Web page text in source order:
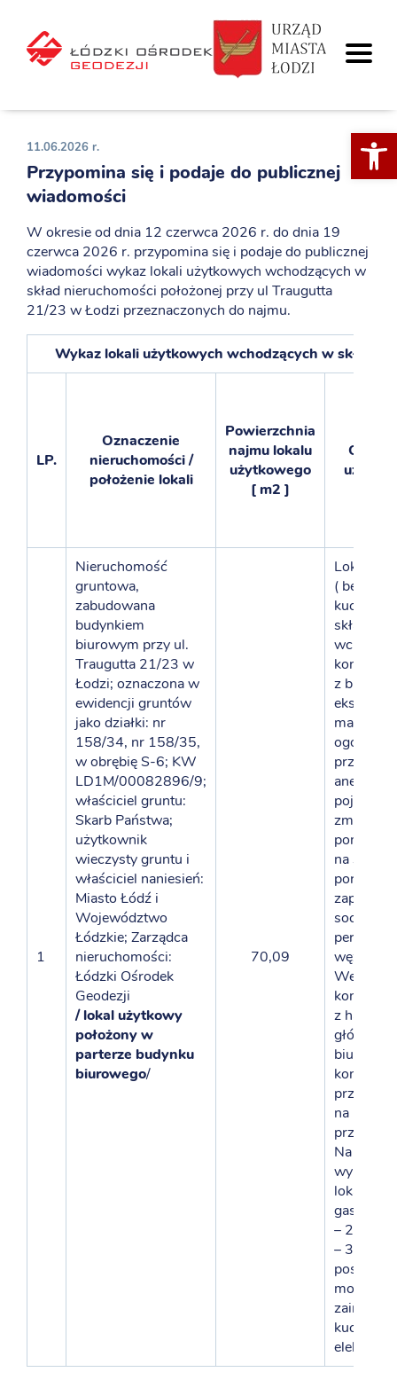
11.06.2026 r.
Przypomina się i podaje do publicznej
wiadomości
W okresie od dnia 12 czerwca 2026 r. do dnia 19
czerwca 2026 r. przypomina się i podaje do publicznej
wiadomości wykaz lokali użytkowych wchodzących w
skład nieruchomości położonej przy ul Traugutta
21/23 w Łodzi przeznaczonych do najmu.
Wykaz lokali użytkowych wchodzących w skład
LP.
Oznaczenie
nieruchomości /
położenie lokali
Powierzchnia
najmu lokalu
użytkowego
[ m2 ]
Opis
1
Nieruchomość
gruntowa,
zabudowana
budynkiem
biurowym przy ul.
Traugutta 21/23 w
Łodzi; oznaczona w
ewidencji gruntów
jako działki: nr
158/34, nr 158/35,
w obrębię S-6; KW
LD1M/00082896/9;
właściciel gruntu:
Skarb Państwa;
użytkownik
wieczysty gruntu i
właściciel naniesień:
Miasto Łódź i
Województwo
Łódzkie; Zarządca
nieruchomości:
Łódzki Ośrodek
Geodezji
/ lokal użytkowy
położony w
parterze budynku
biurowego/
70,09
Lokal
( bez
skład
wchodzi:
z bufetem
magazyn
ogólny,
aneks
na sprzęt
zaplecze
socjalne
węzeł
Wejście
z hallu
głównego
na 17
przy
Na
lokalu:
– 22 szt.,
– 3 szt.
posiada
kuchni